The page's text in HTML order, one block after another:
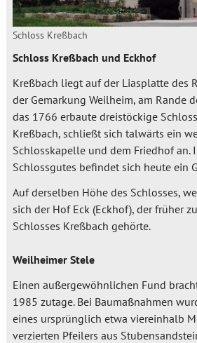
Schloss Kreßbach
Schloss Kreßbach und Eckhof
Kreßbach liegt auf der Liasplatte des
der Gemarkung Weilheim, am Rande
das 1766 erbaute dreistöckige Schloss
Kreßbach, schließt sich talwärts ein
Schlosskapelle und dem Friedhof an.
Schlossgutes befindet sich heute ein
Auf derselben Höhe des Schlosses,
sich der Hof Eck (Eckhof), der früher
Schlosses Kreßbach gehörte.
Weilheimer Stele
Einen außergewöhnlichen Fund
1985 zutage. Bei Baumaßnahmen
eines ursprünglich etwa viereinhalb
verzierten Pfeilers aus